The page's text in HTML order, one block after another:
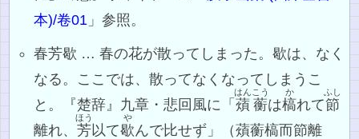
本)/卷01 」参照。
春芳歇 … 春の花が散ってしまった。歇は、なく
なる。ここでは、散ってなくなってしまうこ
と。『楚辞』九章・悲回風に「薠蘅
はんこう
は槁
か
れて節
ふし
離れ、芳
ほう
以て歇
や
んで比せず」（薠蘅槁而節離